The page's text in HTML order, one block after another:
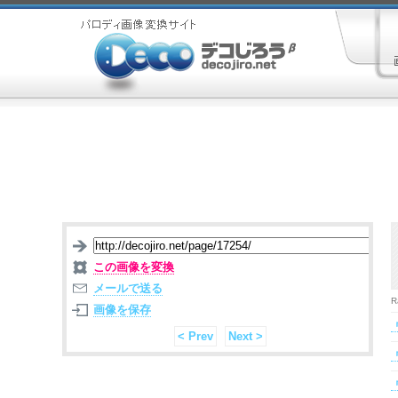
この画像を変換
メールで送る
画像を保存
< Prev
Next >